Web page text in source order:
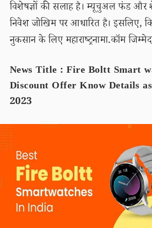
विशेषज्ञों की सलाह है। म्यूचुअल फंड और
निवेश जोखिम पर आधारित है। इसलिए,
नुकसान के लिए महाराष्ट्रनामा.कॉम
News Title : Fire Boltt Smart
Discount Offer Know Details
2023